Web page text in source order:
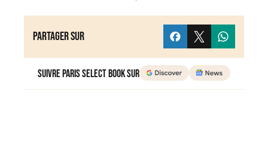
Partager sur
Suivre Paris Select Book sur